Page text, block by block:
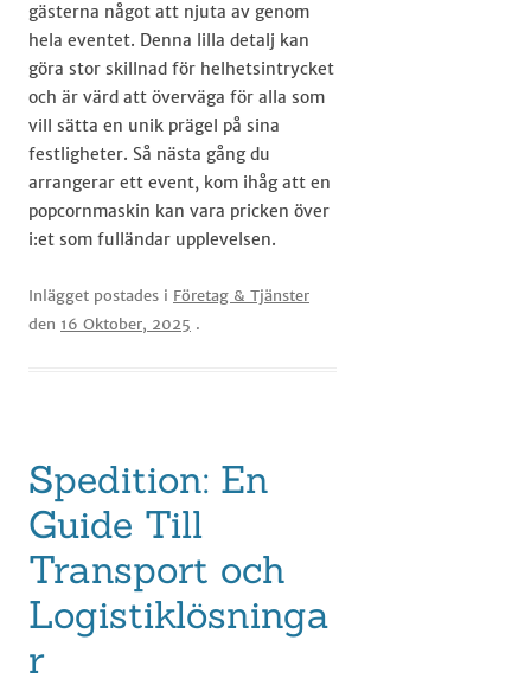
gästerna något att njuta av genom
hela eventet. Denna lilla detalj kan
göra stor skillnad för helhetsintrycket
och är värd att överväga för alla som
vill sätta en unik prägel på sina
festligheter. Så nästa gång du
arrangerar ett event, kom ihåg att en
popcornmaskin kan vara pricken över
i:et som fulländar upplevelsen.
Inlägget postades i Företag & Tjänster
den 16 Oktober, 2025 .
Spedition: En
Guide Till
Transport och
Logistiklösninga
r